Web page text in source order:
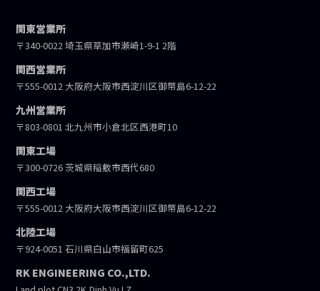
関東営業所
〒340-0022 埼玉県草加市瀬崎1-9-1 2階
関西営業所
〒555-0012 大阪府大阪市西淀川区御幣島6-12-22
九州営業所
〒803-0801 北九州市小倉北区西港町10
関東工場
〒300-0726 茨城県稲敷市西代680
関西工場
〒555-0012 大阪府大阪市西淀川区御幣島6-12-22
北陸工場
〒924-0051 石川県白山市福留町625
RK ENGINEERING CO.,LTD.